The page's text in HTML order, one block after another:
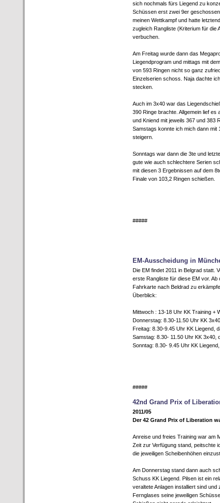
sich nochmals fürs Liegend zu
Schüssen erst zwei 9er
meinen Wettkampf und hatte
zugleich Rangliste (Kriterium für die
verbuchen.
Am Freitag wurde dann das
Liegendprogram und mittags mit
von 593 Ringen nicht so ganz
Einzelserien schoss. Naja dachte
stecken.
Auch im 3x40 war das
390 Ringe brachte. Allgemein lief
und Kniend mit jeweils 367 und 383
Samstags konnte ich mich dann mit
steigern.
Sonntags war dann die 3te und
gute wie auch schlechtere Serien
mit diesen 3 Ergebnissen auf dem
Finale von 103,2 Ringen schießen.
#####
EM-Ausscheidung in
Die EM findet 2011 in Belgrad statt.
erste Rangliste für diese EM vor.
Fahrkarte nach Beldrad zu
Überblick:
Mittwoch : 13-18 Uhr KK Training +
Donnerstag: 8.30-11.50 Uhr KK
Freitag: 8.30-9.45 Uhr KK Liegend,
Samstag: 8.30- 11.50 Uhr KK 3x40,
Sonntag: 8.30- 9.45 Uhr KK
#####
42nd Grand Prix of
2011/05
Der 42 Grand Prix of Liberation
Anreise und freies Training war am
Zeit zur Verfügung stand, peitschte
die jeweiligen Scheibenhöhen
Am Donnerstag stand dann auch
Schuss KK Liegend. Pilsen ist ein
veraltete Anlagen installiert sind
Fernglases seine jeweiligen